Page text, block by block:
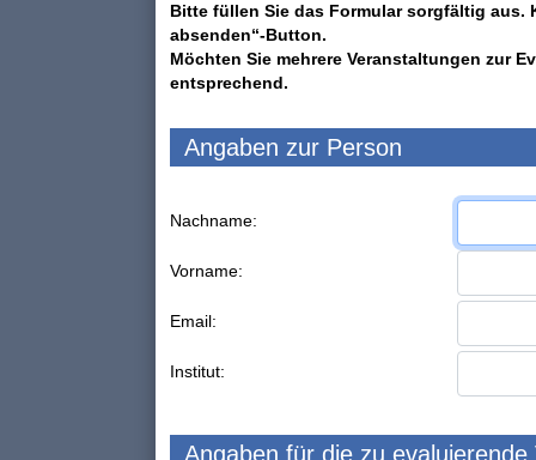
Bitte füllen Sie das Formular sorgfältig aus.
absenden“-Button.
Möchten Sie mehrere Veranstaltungen zur
entsprechend.
Angaben zur Person
Nachname:
Vorname:
Email:
Institut:
Angaben für die zu evaluierende